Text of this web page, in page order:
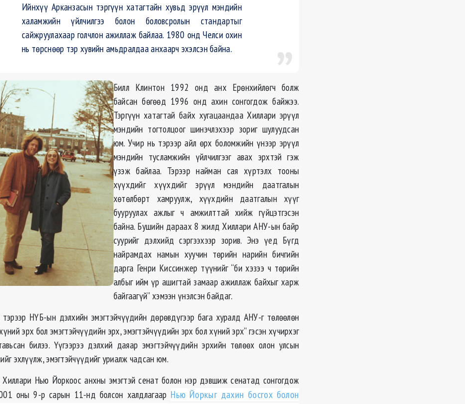
Ийнхүү Арканзасын тэргүүн хатагтайн хувьд эрүүл мэндийн
халамжийн үйлчилгээ болон боловсролын стандартыг
сайжруулахаар голчлон ажиллаж байлаа. 1980 онд Челси охин
нь төрснөөр тэр хувийн амьдралдаа анхаарч эхэлсэн байна.
Билл Клинтон 1992 онд анх Ерөнхийлөгч болж
байсан бөгөөд 1996 онд ахин сонгогдож байжээ.
Тэргүүн хатагтай байх хугацаандаа Хиллари эрүүл
мэндийн тогтолцоог шинэчлэхээр зориг шулуудсан
юм. Учир нь тэрээр айл өрх боломжийн үнээр эрүүл
мэндийн тусламжийн үйлчилгээг авах эрхтэй гэж
үзэж байлаа. Тэрээр найман сая хүртэлх тооны
хүүхдийг хүүхдийг эрүүл мэндийн даатгалын
хөтөлбөрт хамруулж, хүүхдийн даатгалын хүүг
бууруулах ажлыг ч амжилттай хийж гүйцэтгэсэн
байна. Бушийн дараах 8 жилд Хиллари АНУ-ын байр
суурийг дэлхийд сэргээхээр зорив. Энэ үед Бүгд
найрамдах намын хуучин төрийн нарийн бичгийн
дарга Генри Киссинжер түүнийг “би хэзээ ч төрийн
албыг ийм үр ашигтай замаар ажиллаж байхыг харж
байгаагүй” хэмээн үнэлсэн байдаг.
НҮБ-ын дэлхийн эмэгтэйчүүдийн дөрөвдүгээр бага хуралд АНУ-г төлөөлөн
эрх бол эмэгтэйчүүдийн эрх, эмэгтэйчүүдийн эрх бол хүний эрх” гэсэн хүчирхэг
билээ. Үүгээрээ дэлхий даяар эмэгтэйчүүдийн эрхийн төлөөх олон улсын
эхлүүлж, эмэгтэйчүүдийг уриалж чадсан юм.
Нью Йоркоос анхны эмэгтэй сенат болон нэр дэвшиж сенатад сонгогдож
оны 9-р сарын 11-нд болсон халдлагаар Нью Йоркыг дахин босгох болон